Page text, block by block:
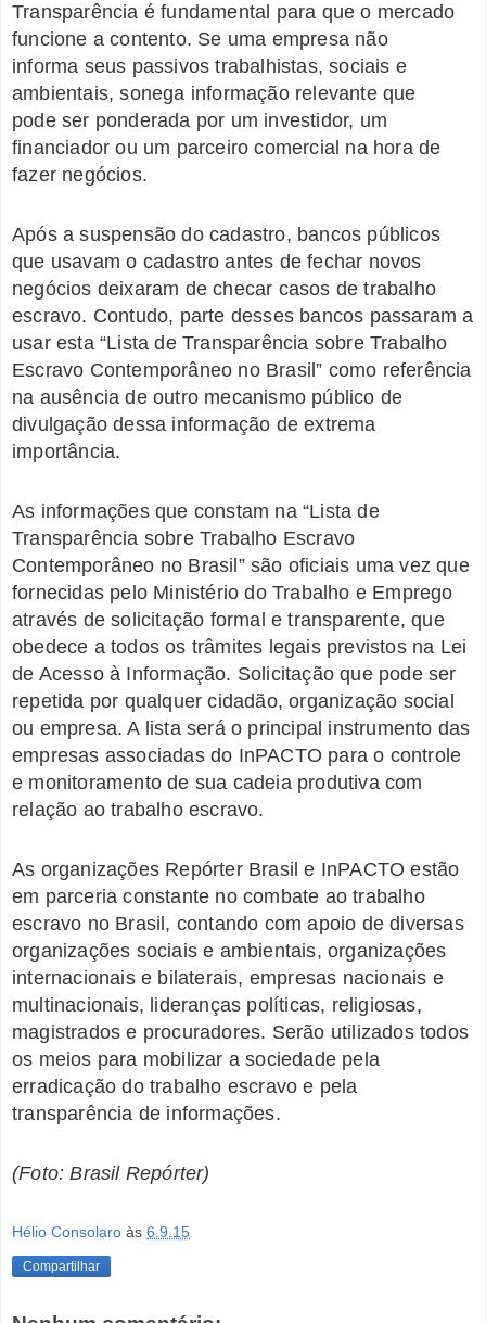
Transparência é fundamental para que o mercado
funcione a contento. Se uma empresa não
informa seus passivos trabalhistas, sociais e
ambientais, sonega informação relevante que
pode ser ponderada por um investidor, um
financiador ou um parceiro comercial na hora de
fazer negócios.
Após a suspensão do cadastro, bancos públicos
que usavam o cadastro antes de fechar novos
negócios deixaram de checar casos de trabalho
escravo. Contudo, parte desses bancos passaram a
usar esta “Lista de Transparência sobre Trabalho
Escravo Contemporâneo no Brasil” como referência
na ausência de outro mecanismo público de
divulgação dessa informação de extrema
importância.
As informações que constam na “Lista de
Transparência sobre Trabalho Escravo
Contemporâneo no Brasil” são oficiais uma vez que
fornecidas pelo Ministério do Trabalho e Emprego
através de solicitação formal e transparente, que
obedece a todos os trâmites legais previstos na Lei
de Acesso à Informação. Solicitação que pode ser
repetida por qualquer cidadão, organização social
ou empresa. A lista será o principal instrumento das
empresas associadas do InPACTO para o controle
e monitoramento de sua cadeia produtiva com
relação ao trabalho escravo.
As organizações Repórter Brasil e InPACTO estão
em parceria constante no combate ao trabalho
escravo no Brasil, contando com apoio de diversas
organizações sociais e ambientais, organizações
internacionais e bilaterais, empresas nacionais e
multinacionais, lideranças políticas, religiosas,
magistrados e procuradores. Serão utilizados todos
os meios para mobilizar a sociedade pela
erradicação do trabalho escravo e pela
transparência de informações.
(Foto: Brasil Repórter)
Hélio Consolaro às 6.9.15
Compartilhar